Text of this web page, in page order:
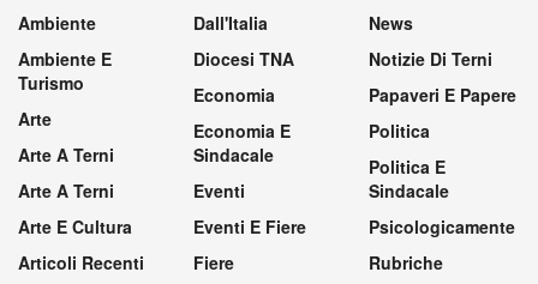
Ambiente
Ambiente E
Turismo
Arte
Arte A Terni
Arte A Terni
Arte E Cultura
Articoli Recenti
Dall'Italia
Diocesi TNA
Economia
Economia E
Sindacale
Eventi
Eventi E Fiere
Fiere
News
Notizie Di Terni
Papaveri E Papere
Politica
Politica E
Sindacale
Psicologicamente
Rubriche